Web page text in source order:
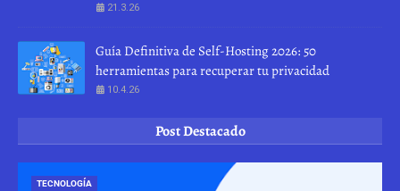
21.3.26
Guía Definitiva de Self-Hosting 2026: 50
herramientas para recuperar tu privacidad
10.4.26
Post Destacado
TECNOLOGÍA